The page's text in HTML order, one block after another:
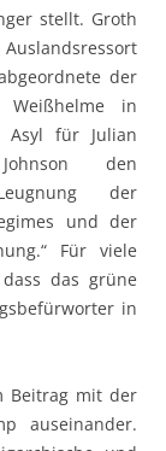
stellt. Groth
der
in
Asyl für Julian
den
der
und der
Für viele
das grüne
in
Beitrag mit der
auseinander.